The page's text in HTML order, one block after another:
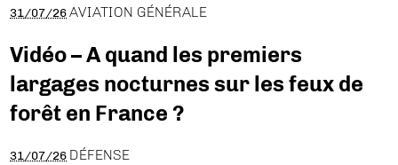
31/07/26 AVIATION GÉNÉRALE
Vidéo – A quand les premiers
largages nocturnes sur les feux de
forêt en France ?
31/07/26 DÉFENSE